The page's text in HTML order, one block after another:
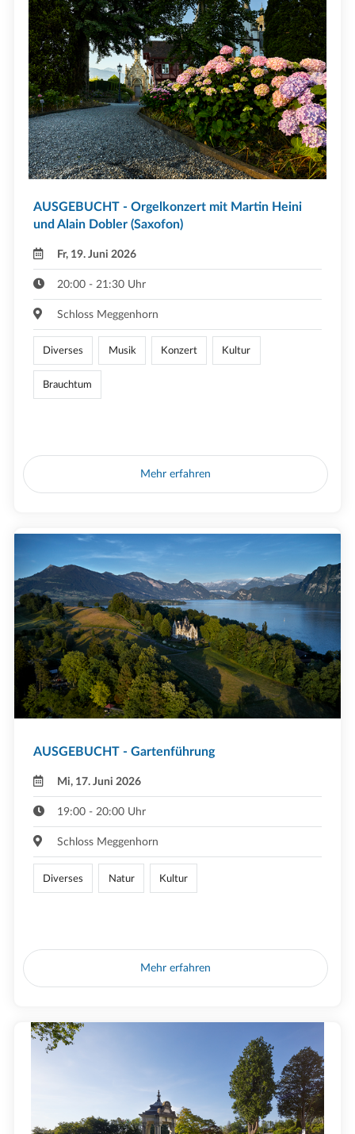
AUSGEBUCHT - Orgelkonzert mit Martin Heini
und Alain Dobler (Saxofon)
Fr, 19. Juni 2026
20:00 - 21:30 Uhr
Schloss Meggenhorn
Diverses Musik Konzert Kultur
Brauchtum
Mehr erfahren
AUSGEBUCHT - Gartenführung
Mi, 17. Juni 2026
19:00 - 20:00 Uhr
Schloss Meggenhorn
Diverses Natur Kultur
Mehr erfahren